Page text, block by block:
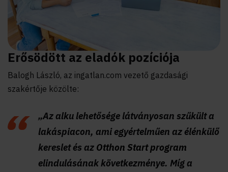
Erősödött az eladók pozíciója
Balogh László, az ingatlan.com vezető gazdasági
szakértője közölte:
„Az alku lehetősége látványosan szűkült a
lakáspiacon, ami egyértelműen az élénkülő
kereslet és az Otthon Start program
elindulásának következménye. Míg a